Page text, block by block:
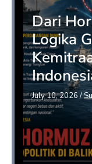
Dari
Logika
July 10, 2026/